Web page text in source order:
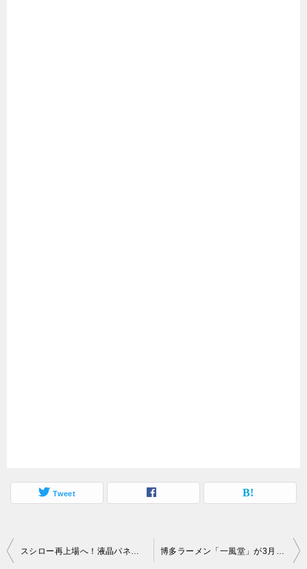
Tweet
投
スシロー再上場へ！液晶パネル合弁会社の上場観測も！ 博多ラーメン「一風堂」が3月下旬にも東証マザーズ上場へ！